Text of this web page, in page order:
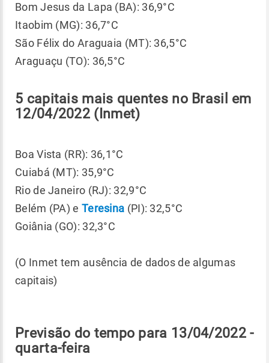
Bom Jesus da Lapa (BA): 36,9°C
Itaobim (MG): 36,7°C
São Félix do Araguaia (MT): 36,5°C
Araguaçu (TO): 36,5°C
5 capitais mais quentes no Brasil em
12/04/2022 (Inmet)
Boa Vista (RR): 36,1°C
Cuiabá (MT): 35,9°C
Rio de Janeiro (RJ): 32,9°C
Belém (PA) e Teresina (PI): 32,5°C
Goiânia (GO): 32,3°C
(O Inmet tem ausência de dados de algumas
capitais)
Previsão do tempo para 13/04/2022 -
quarta-feira